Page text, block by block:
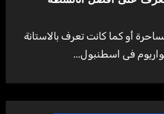
فى اسطنبول...